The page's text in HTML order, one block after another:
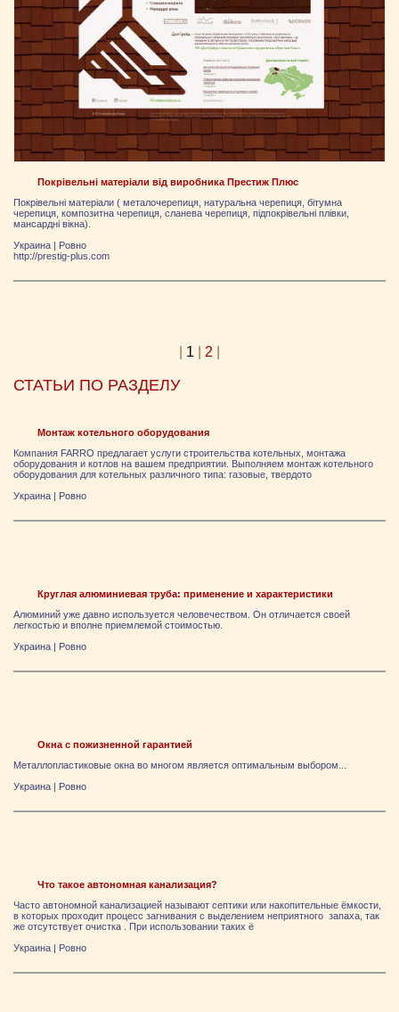
Покрівельні матеріали від виробника Престиж Плюс
Покрівельні матеріали ( металочерепиця, натуральна черепиця, бітумна
черепиця, композитна черепиця, сланева черепиця, підпокрівельні плівки,
мансардні вікна).
Украина
Ровно
http://prestig-plus.com
1 2
СТАТЬИ ПО РАЗДЕЛУ
Монтаж котельного оборудования
Компания FARRO предлагает услуги строительства котельных, монтажа
оборудования и котлов на вашем предприятии. Выполняем монтаж котельного
оборудования для котельных различного типа: газовые, твердото
Украина
Ровно
Круглая алюминиевая труба: применение и характеристики
Алюминий уже давно используется человечеством. Он отличается своей
легкостью и вполне приемлемой стоимостью.
Украина
Ровно
Окна с пожизненной гарантией
Металлопластиковые окна во многом является оптимальным выбором...
Украина
Ровно
Что такое автономная канализация?
Часто автономной канализацией называют септики или накопительные ёмкости,
в которых проходит процесс загнивания с выделением неприятного запаха, так
же отсутствует очистка . При использовании таких ё
Украина
Ровно